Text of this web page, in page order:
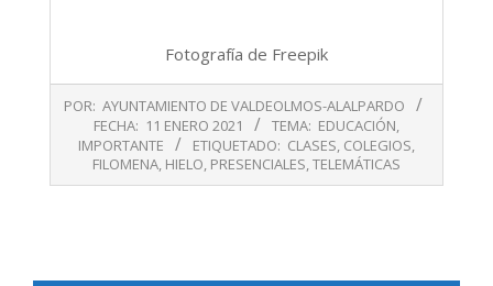
Fotografía de Freepik
01-
POR: AYUNTAMIENTO DE VALDEOLMOS-ALALPARDO
FECHA: 11 ENERO 2021 TEMA: EDUCACIÓN,
IMPORTANTE
ETIQUETADO: CLASES, COLEGIOS,
FILOMENA, HIELO, PRESENCIALES,TELEMÁTICAS